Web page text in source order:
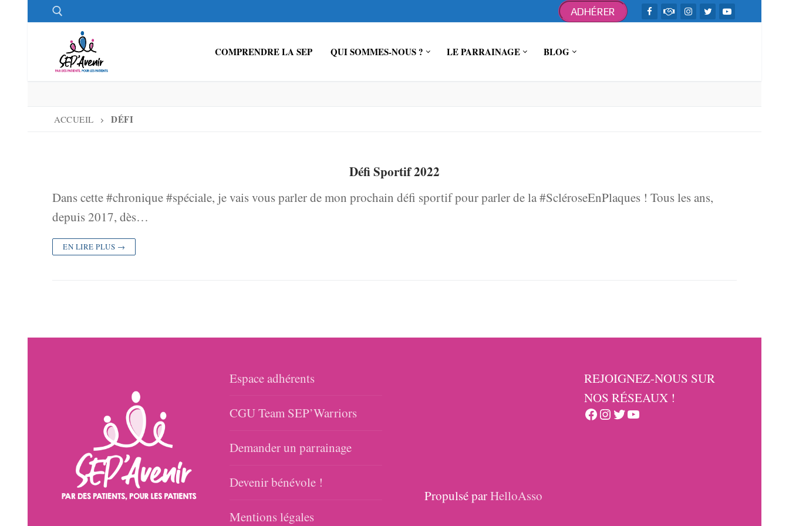
Rechercher :
ADHÉRER
COMPRENDRE LA SEP QUI SOMMES-NOUS ? LE PARRAINAGE BLOG
ACCUEIL DÉFI
Défi Sportif 2022
Dans cette #chronique #spéciale, je vais vous parler de mon prochain défi sportif pour parler de la #ScléroseEnPlaques ! Tous les ans,
depuis 2017, dès…
EN LIRE PLUS →
Espace adhérents
CGU Team SEP’Warriors
Demander un parrainage
Devenir bénévole !
Mentions légales
Propulsé parHelloAsso
REJOIGNEZ-NOUS SUR
NOS RÉSEAUX !
Facebook
Instagram
TwitterYouTube